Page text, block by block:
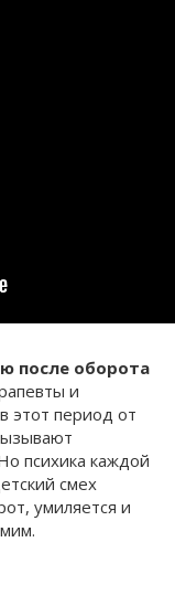
после оборота
и
этот период от
психика каждой
смех
умиляется и